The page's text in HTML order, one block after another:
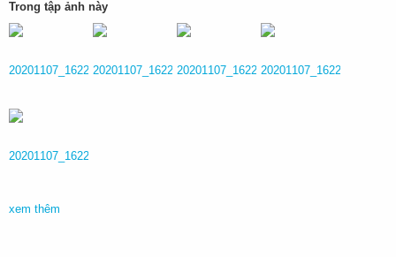
Trong tập ảnh này
xem thêm